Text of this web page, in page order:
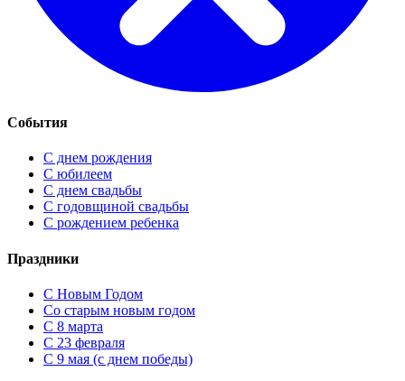
События
С днем рождения
С юбилеем
С днем свадьбы
С годовщиной свадьбы
С рождением ребенка
Праздники
C Новым Годом
Cо старым новым годом
С 8 марта
С 23 февраля
С 9 мая (с днем победы)